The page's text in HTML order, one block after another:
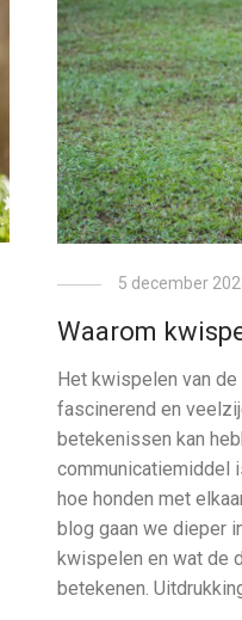
5 december
Waarom
Het kwispelen van
fascinerend en
betekenissen kan
communicatiemiddel
hoe honden met
blog gaan we dieper
kwispelen en wat de
betekenen. Uitdrukking